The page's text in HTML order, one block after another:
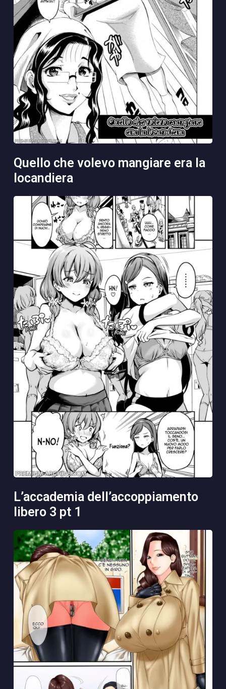
quello che volevo mangiare era la
locandiera
l’accademia dell’accoppiamento
libero 3 pt 1